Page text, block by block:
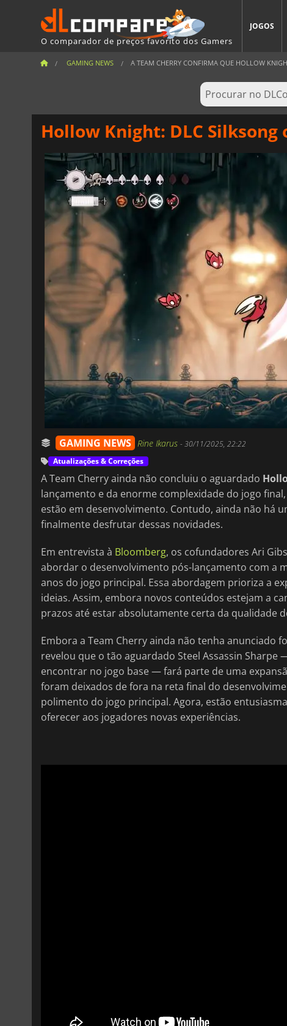
O comparador de preços favorito dos Gamers
JOGOS
GAMING NEWS A TEAM CHERRY CONFIRMA QUE HOLLOW
Hollow Knight: DLC
GAMING NEWS Rine Ikarus -30/11/2025, 22:22
Atualizações & Correções
A Team Cherry ainda não concluiu o aguardado
lançamento e da enorme complexidade do jogo
estão em desenvolvimento. Contudo, ainda não há
finalmente desfrutar dessas novidades.
Em entrevista à Bloomberg, os cofundadores Ari
abordar o desenvolvimento pós-lançamento com a
anos do jogo principal. Essa abordagem prioriza a
ideias. Assim, embora novos conteúdos estejam a
prazos até estar absolutamente certa da qualidade
Embora a Team Cherry ainda não tenha anunciado
revelou que o tão aguardado Steel Assassin
encontrar no jogo base — fará parte de uma
foram deixados de fora na reta final do
polimento do jogo principal. Agora, estão
oferecer aos jogadores novas experiências.